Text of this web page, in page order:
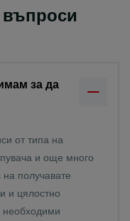
въпроси
за да
от типа на
и още много
получавате
и цялостно
необходими